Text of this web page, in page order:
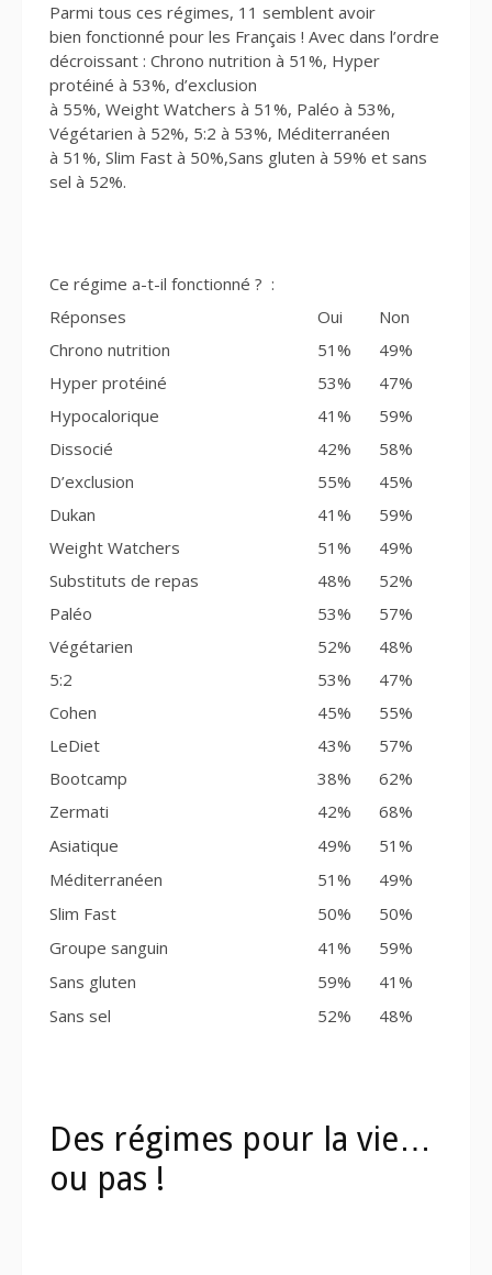
Parmi tous ces régimes, 11 semblent avoir
bien fonctionné pour les Français ! Avec dans l’ordre
décroissant : Chrono nutrition à 51%, Hyper
protéiné à 53%, d’exclusion
à 55%, Weight Watchers à 51%, Paléo à 53%,
Végétarien à 52%, 5:2 à 53%, Méditerranéen
à 51%, Slim Fast à 50%,Sans gluten à 59% et sans
sel à 52%.
Ce régime a-t-il fonctionné ? :
Réponses
Oui
Non
Chrono nutrition
51%
49%
Hyper protéiné
53%
47%
Hypocalorique
41%
59%
Dissocié
42%
58%
D’exclusion
55%
45%
Dukan
41%
59%
Weight Watchers
51%
49%
Substituts de repas
48%
52%
Paléo
53%
57%
Végétarien
52%
48%
5:2
53%
47%
Cohen
45%
55%
LeDiet
43%
57%
Bootcamp
38%
62%
Zermati
42%
68%
Asiatique
49%
51%
Méditerranéen
51%
49%
Slim Fast
50%
50%
Groupe sanguin
41%
59%
Sans gluten
59%
41%
Sans sel
52% 48%
Des régimes pour la vie…
ou pas !